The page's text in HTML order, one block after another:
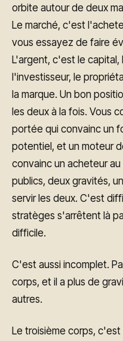
orbite autour de deux
Le marché, c'est
vous essayez de faire
L'argent, c'est le capital,
l'investisseur, le
la marque. Un bon
les deux à la fois. Vous
portée qui convainc un
potentiel, et un moteur
convainc un acheteur
publics, deux gravités,
servir les deux. C'est
stratèges s'arrêtent là
difficile.
C'est aussi incomplet.
corps, et il a plus de
autres.
Le troisième corps,